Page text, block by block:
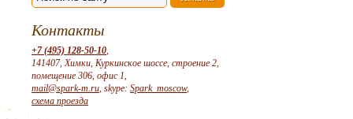
Контакты
+7 (495) 128-50-10,
141407, Химки, Куркинское шоссе, строение 2,
помещение 306, офис 1,
mail@spark-m.ru, skype: Spark_moscow,
схема проезда